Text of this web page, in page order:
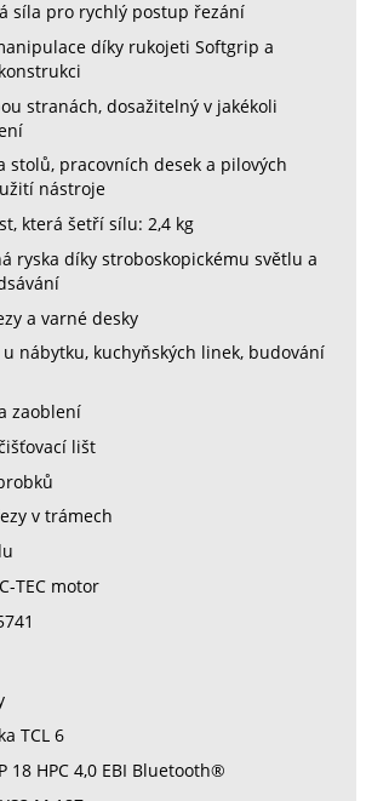
síla pro rychlý postup řezání
díky rukojeti Softgrip a
stranách, dosažitelný v jakékoli
stolů, pracovních desek a pilových
nástroje
která šetří sílu: 2,4 kg
ryska díky stroboskopickému světlu a
a varné desky
u nábytku, kuchyňských linek, budování
zaoblení
lišt
v trámech
TEC motor
TCL 6
18 HPC 4,0 EBI Bluetooth®